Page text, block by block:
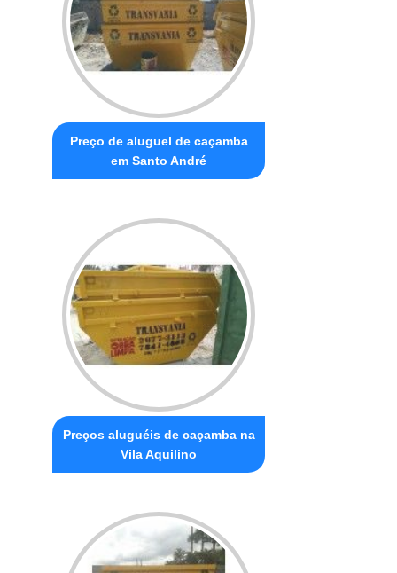
Preço de aluguel de caçamba
em Santo André
Preços aluguéis de caçamba na
Vila Aquilino